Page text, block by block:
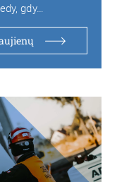
gdy…